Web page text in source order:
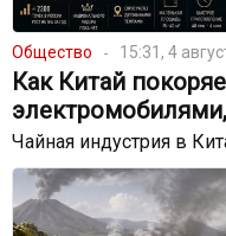
Общество 15:31, 4
Как Китай
Чайная индустрия в